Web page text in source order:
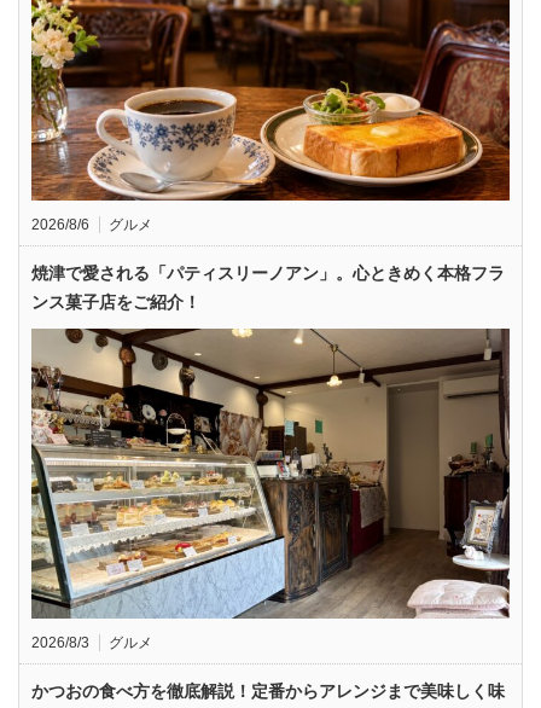
2026/8/6 グルメ
焼津で愛される「パティスリーノアン」。心ときめく本格フラ
ンス菓子店をご紹介！
2026/8/3 グルメ
かつおの食べ方を徹底解説！定番からアレンジまで美味しく味